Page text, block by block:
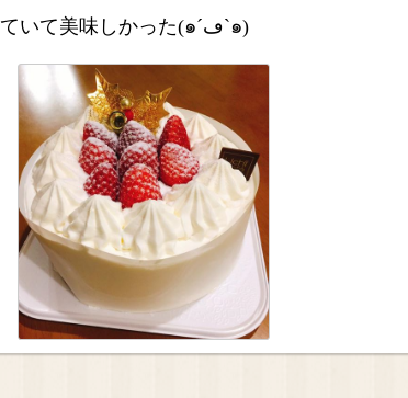
中にもイチゴがたっぷり入っていて美味しかった(๑´ڡ`๑)